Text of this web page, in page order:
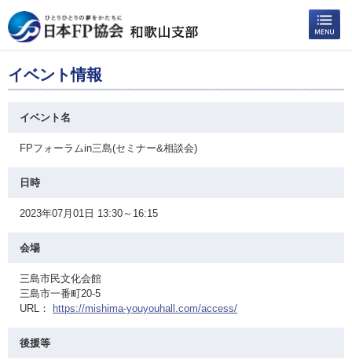
イベント情報
イベント名
FPフォーラムin三島(セミナー&相談会)
日時
2023年07月01日 13:30～16:15
会場
三島市民文化会館
三島市一番町20-5
URL：
https://mishima-youyouhall.com/access/
後援等